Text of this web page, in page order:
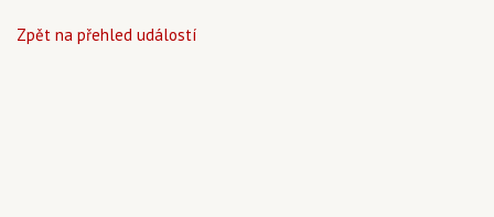
Zpět na přehled událostí